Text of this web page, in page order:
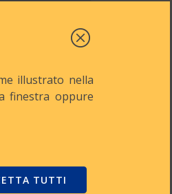
illustrato nella
finestra oppure
TUTTI